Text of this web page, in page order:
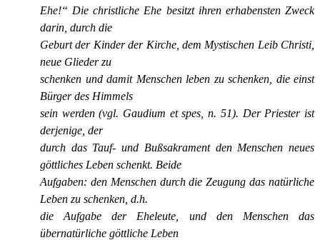
Ehe!“ Die christliche Ehe besitzt ihren erhabensten Zweck
darin, durch die
Geburt der Kinder der Kirche, dem Mystischen Leib Christi,
neue Glieder zu
schenken und damit Menschen leben zu schenken, die einst
Bürger des Himmels
sein werden (vgl. Gaudium et spes, n. 51). Der Priester ist
derjenige, der
durch das Tauf- und Bußsakrament den Menschen neues
göttliches Leben schenkt. Beide
Aufgaben: den Menschen durch die Zeugung das natürliche
Leben zu schenken, d.h.
die Aufgabe der Eheleute, und den Menschen das
übernatürliche göttliche Leben